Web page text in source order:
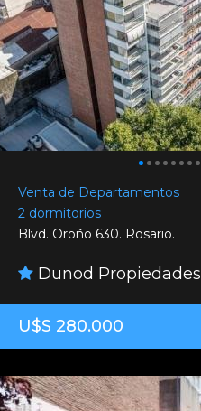
Venta de Departamentos
2 dormitorios
Blvd. Oroño 630. Rosario.
Dunod Propiedades
U$S 280.000